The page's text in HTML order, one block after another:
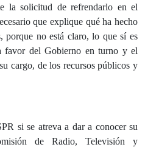
la solicitud de refrendarlo en el
que explique qué ha hecho
porque no está claro, lo que sí es
favor del Gobierno en turno y el
cargo, de los recursos públicos y
si se atreva a dar a conocer su
de Radio, Televisión y